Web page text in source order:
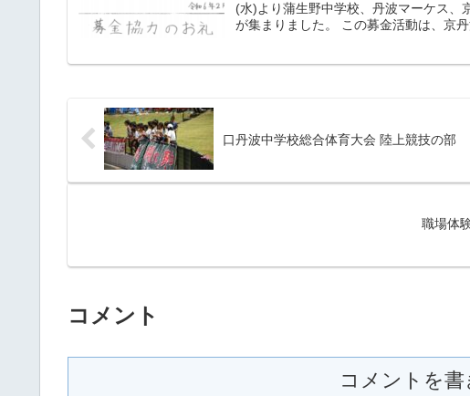
(水)より蒲生野中学校、丹波マーケス、
が集まりました。 この募金活動は、京丹
口丹波中学校総合体育大会 陸上競技の部
職場体
コメント
コメントを書